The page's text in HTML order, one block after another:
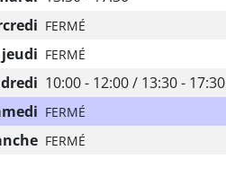
FERMÉ
jeudi FERMÉ
10:00 - 12:00 / 13:30 - 17:30
FERMÉ
FERMÉ